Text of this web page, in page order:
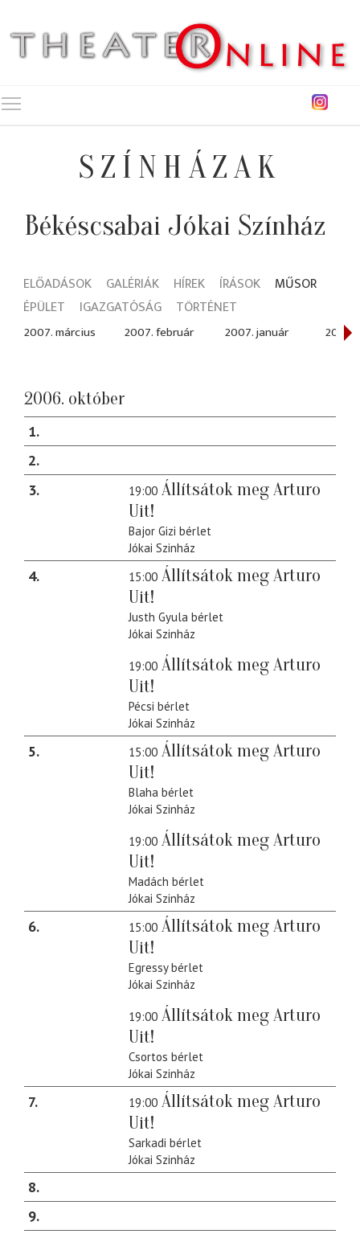
SZÍNHÁZAK
Békéscsabai Jókai Színház
ELŐADÁSOK GALÉRIÁK HÍREK ÍRÁSOK
MŰSOR
ÉPÜLET
IGAZGATÓSÁG TÖRTÉNET
2007. március 2007. február 2007. január 2006.
2006. október
1
2
3
19:00 Állítsátok meg Arturo
Uit!
Bajor Gizi bérlet
Jókai Szinház
4 15:00 Állítsátok meg Arturo
Uit!
Justh Gyula bérlet
Jókai Szinház
19:00 Állítsátok meg Arturo
Uit!
Pécsi bérlet
Jókai Szinház
5 15:00 Állítsátok meg Arturo
Uit!
Blaha bérlet
Jókai Szinház
19:00 Állítsátok meg Arturo
Uit!
Madách bérlet
Jókai Szinház
6 15:00 Állítsátok meg Arturo
Uit!
Egressy bérlet
Jókai Szinház
19:00 Állítsátok meg Arturo
Uit!
Csortos bérlet
Jókai Szinház
7 19:00 Állítsátok meg Arturo
Uit!
Sarkadi bérlet
Jókai Szinház
8
9